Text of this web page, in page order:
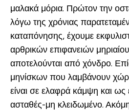
μαλακά μόρια. Πρώτον την
λόγω της χρόνιας
καταπόνησης, έχουμε
αρθρικών επιφανειών
αποτελούνται από χόνδρο.
μηνίσκων που λαμβάνουν
είναι σε ελαφρά κάμψη και ως
ασταθές-μη κλειδωμένο.